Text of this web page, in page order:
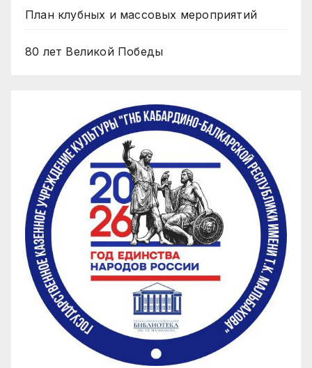
План клубных и массовых мероприятий
80 лет Великой Победы